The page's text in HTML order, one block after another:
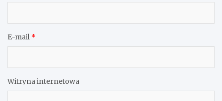
E-mail *
Witryna internetowa